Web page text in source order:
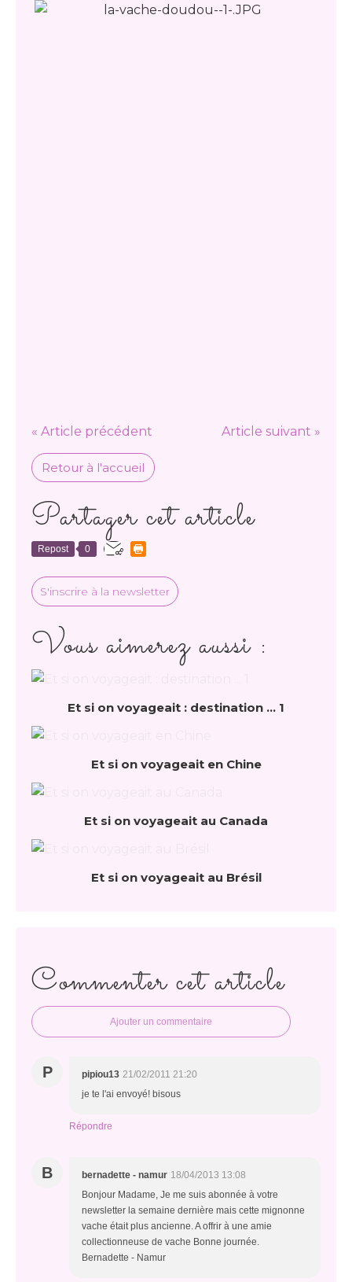
« Article précédent Article suivant »
Retour à l'accueil
Partager cet article
Repost 0
S'inscrire à la newsletter
Vous aimerez aussi :
Et si on voyageait : destination ... 1
Et si on voyageait en Chine
Et si on voyageait au Canada
Et si on voyageait au Brésil
Commenter cet article
Ajouter un commentaire
P pipiou13 21/02/2011 21:20
je te l'ai envoyé! bisous
Répondre
B bernadette - namur 18/04/2013 13:08
Bonjour Madame, Je me suis abonnée à votre
newsletter la semaine dernière mais cette mignonne
vache était plus ancienne. A offrir à une amie
collectionneuse de vache Bonne journée.
Bernadette - Namur